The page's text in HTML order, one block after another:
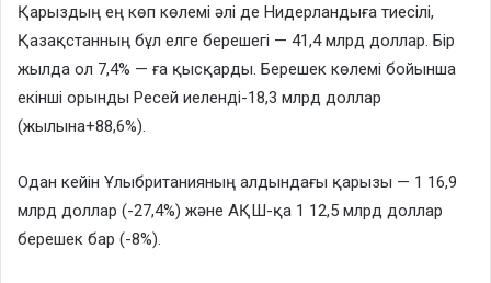
Қарыздың ең көп көлемі әлі де Нидерландыға тиесілі,
Қазақстанның бұл елге берешегі — 41,4 млрд доллар. Бір
жылда ол 7,4% — ға қысқарды. Берешек көлемі бойынша
екінші орынды Ресей иеленді-18,3 млрд доллар
(жылына+88,6%).
Одан кейін Ұлыбританияның алдындағы қарызы — 1 16,9
млрд доллар (-27,4%) және АҚШ-қа 1 12,5 млрд доллар
берешек бар (-8%).